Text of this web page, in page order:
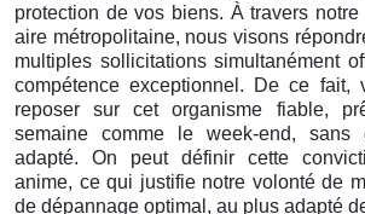
protection de vos biens. À travers
aire métropolitaine, nous visons
multiples sollicitations simultanément
compétence exceptionnel. De ce fait,
reposer sur cet organisme fiable,
semaine comme le week-end,
adapté. On peut définir cette
anime, ce qui justifie notre volonté de
de dépannage optimal, au plus adapté